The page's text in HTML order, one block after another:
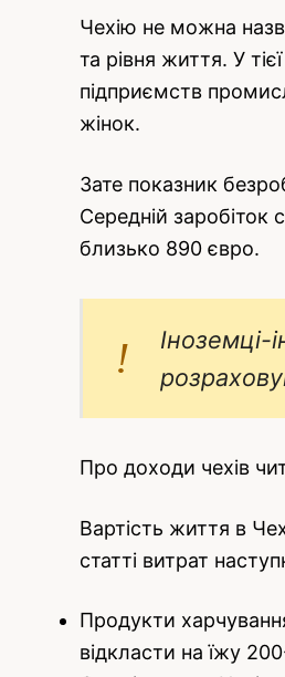
Чехію не можна
та рівня життя. У
підприємств
жінок.
Зате показник
Середній заробіток
близько 890 євро.
Іноземці-
Про доходи чехів
Вартість життя в
статті витрат
Продукти
відкласти на їжу